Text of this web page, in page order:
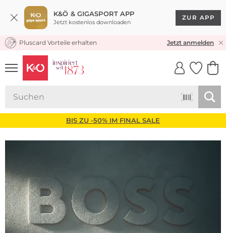
K&Ö & GIGASPORT APP
Jetzt kostenlos downloaden
ZUR APP
★★★★★ 4,8 / 5,0 STERNE
Pluscard Vorteile erhalten Jetzt anmelden
UNSERE APP
CLICK &
BIS ZU -50% IM FINAL SALE